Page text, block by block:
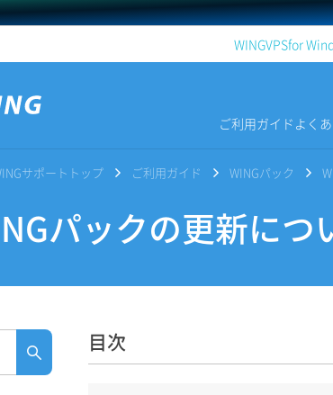
WINGVPSfor
ご利用ガイド よく
サポートトップ ご利用ガイド WINGパック
パックの更新につ
目次